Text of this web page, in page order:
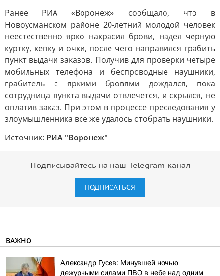
Ранее РИА «Воронеж» сообщало, что в
Новоусманском районе 20-летний молодой человек
неестественно ярко накрасил брови, надел черную
куртку, кепку и очки, после чего направился грабить
пункт выдачи заказов. Получив для проверки четыре
мобильных телефона и беспроводные наушники,
грабитель с яркими бровями дождался, пока
сотрудница пункта выдачи отвлечется, и скрылся, не
оплатив заказ. При этом в процессе преследования у
злоумышленника все же удалось отобрать наушники.
Источник: РИА "Воронеж"
Подписывайтесь на наш Telegram-канал
ПОДПИСАТЬСЯ
ВАЖНО
Александр Гусев: Минувшей ночью
дежурными силами ПВО в небе над одним